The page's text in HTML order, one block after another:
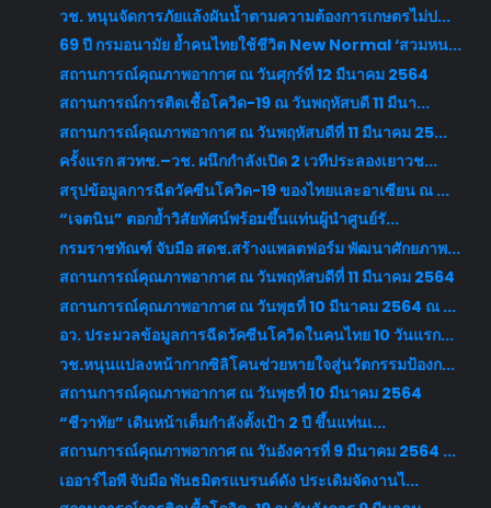
วช. หนุนจัดการภัยแล้งผันน้ำตามความต้องการเกษตรไม่ป...
69 ปี กรมอนามัย ย้ำคนไทยใช้ชีวิต New Normal ‘สวมหน...
สถานการณ์คุณภาพอากาศ ณ วันศุกร์ที่ 12 มีนาคม 2564
สถานการณ์การติดเชื้อโควิด-19 ณ วันพฤหัสบดี 11 มีนา...
สถานการณ์คุณภาพอากาศ ณ วันพฤหัสบดีที่ 11 มีนาคม 25...
ครั้งแรก สวทช.–วช. ผนึกกำลังเปิด 2 เวทีประลองเยาวช...
สรุปข้อมูลการฉีดวัคซีนโควิด-19 ของไทยและอาเซียน ณ ...
“เจตนิน” ตอกย้ำวิสัยทัศน์พร้อมขึ้นแท่นผู้นำศูนย์รั...
กรมราชทัณฑ์ จับมือ สดช.สร้างแพลตฟอร์ม พัฒนาศักยภาพ...
สถานการณ์คุณภาพอากาศ ณ วันพฤหัสบดีที่ 11 มีนาคม 2564
สถานการณ์คุณภาพอากาศ ณ วันพุธที่ 10 มีนาคม 2564 ณ ...
อว. ประมวลข้อมูลการฉีดวัคซีนโควิดในคนไทย 10 วันแรก...
วช.หนุนแปลงหน้ากากซิลิโคนช่วยหายใจสู่นวัตกรรมป้องก...
สถานการณ์คุณภาพอากาศ ณ วันพุธที่ 10 มีนาคม 2564
“ชีวาทัย” เดินหน้าเต็มกำลังตั้งเป้า 2 ปี ขึ้นแท่นเ...
สถานการณ์คุณภาพอากาศ ณ วันอังคารที่ 9 มีนาคม 2564 ...
เออาร์ไอพี จับมือ พันธมิตรแบรนด์ดัง ประเดิมจัดงานไ...